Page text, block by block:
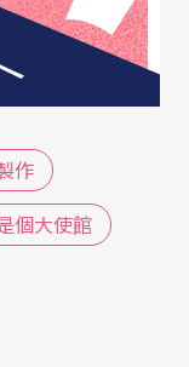
（The co-fina
作」（The ar
作品的生產
、場地租賃
完整的劇院
作
個大使館